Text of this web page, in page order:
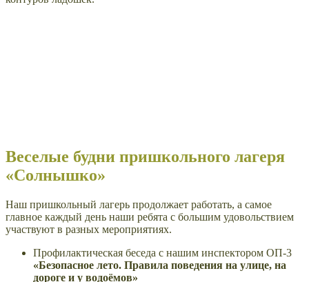
Веселые будни пришкольного лагеря
«Солнышко»
Наш пришкольный лагерь продолжает работать, а самое
главное каждый день наши ребята с большим удовольствием
участвуют в разных мероприятиях.
Профилактическая беседа с нашим инспектором ОП-3
«Безопасное лето. Правила поведения на улице, на
дороге и у водоёмов»